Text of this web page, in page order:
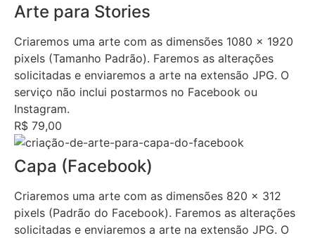
Arte para Stories
Criaremos uma arte com as dimensões 1080 x 1920
pixels (Tamanho Padrão). Faremos as alterações
solicitadas e enviaremos a arte na extensão JPG. O
serviço não inclui postarmos no Facebook ou
Instagram.
R$ 79,00
Capa (Facebook)
Criaremos uma arte com as dimensões 820 x 312
pixels (Padrão do Facebook). Faremos as alterações
solicitadas e enviaremos a arte na extensão JPG. O